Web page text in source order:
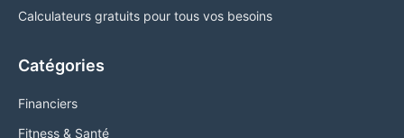
Calculateurs gratuits pour tous vos besoins
Catégories
Financiers
Fitness & Santé